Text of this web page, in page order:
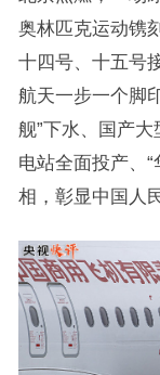
奥林匹克运动镌
十四号、十五号
航天一步一个脚
舰”下水、国产
电站全面投产、
相，彰显中国人